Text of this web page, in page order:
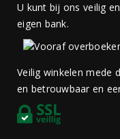
U kunt bij ons veilig
eigen bank.
Veilig winkelen mede
en betrouwbaar en